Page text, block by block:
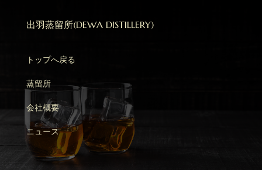
出羽蒸留所(DEWA DISTILLERY)
トップへ戻る
蒸留所
会社概要
ニュース